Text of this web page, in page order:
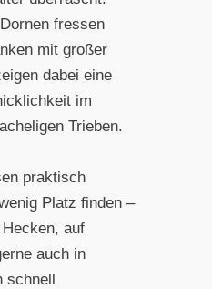
fressen
mit großer
dabei eine
im
Trieben.
praktisch
Platz finden –
auf
auch in
schnell